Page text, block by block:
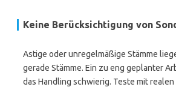
Keine Berücksichtigung von
Astige oder unregelmäßige Stämme
gerade Stämme. Ein zu eng geplanter
das Handling schwierig. Teste mit